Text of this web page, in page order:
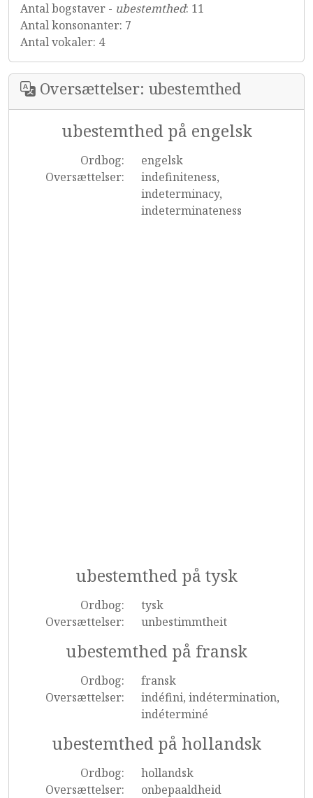
Antal bogstaver - ubestemthed: 11
Antal konsonanter: 7
Antal vokaler: 4
Oversættelser: ubestemthed
ubestemthed på engelsk
Ordbog:
engelsk
Oversættelser:
indefiniteness,
indeterminacy,
indeterminateness
ubestemthed på tysk
Ordbog:
tysk
Oversættelser:
unbestimmtheit
ubestemthed på fransk
Ordbog:
fransk
Oversættelser:
indéfini, indétermination,
indéterminé
ubestemthed på hollandsk
Ordbog:
hollandsk
Oversættelser:
onbepaaldheid